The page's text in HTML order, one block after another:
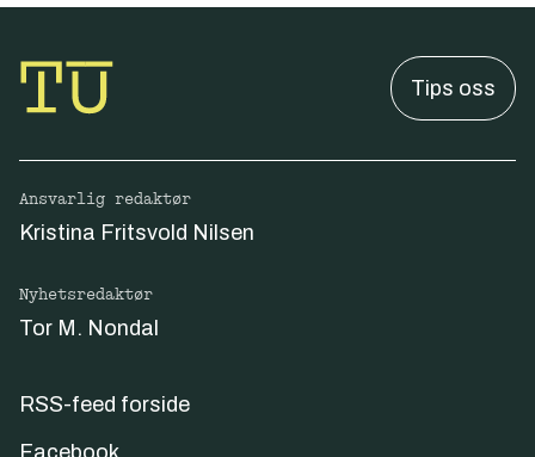
Tips oss
Ansvarlig redaktør
Kristina Fritsvold Nilsen
Nyhetsredaktør
Tor M. Nondal
RSS-feed forside